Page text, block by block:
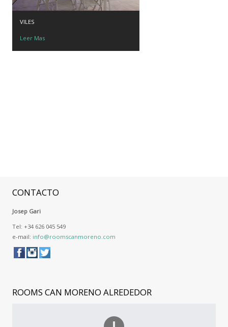
VILES
Leer Mas
CONTACTO
Josep Gari
Tel: +34 626 045 549
e-mail: info@roomscanmoreno.com
ROOMS CAN MORENO ALREDEDOR